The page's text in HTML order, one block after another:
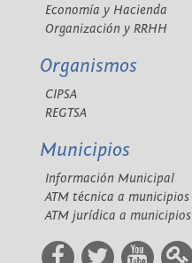
Economía y Hacienda
Organización y RRHH
Organismos
CIPSA
REGTSA
Municipios
Información Municipal
ATM técnica a municipios
ATM jurídica a municipios